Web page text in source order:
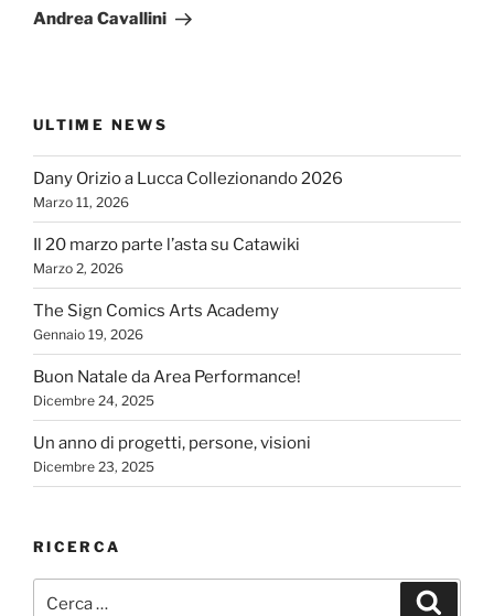
successivo
Andrea Cavallini
ULTIME NEWS
Dany Orizio a Lucca Collezionando 2026
Marzo 11, 2026
Il 20 marzo parte l’asta su Catawiki
Marzo 2, 2026
The Sign Comics Arts Academy
Gennaio 19, 2026
Buon Natale da Area Performance!
Dicembre 24, 2025
Un anno di progetti, persone, visioni
Dicembre 23, 2025
RICERCA